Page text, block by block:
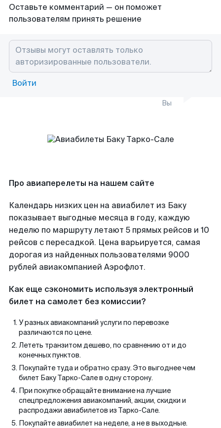
Оставьте комментарий — он поможет
пользователям принять решение
Войти
Вы
Про авиаперелеты на нашем сайте
Календарь низких цен на авиабилет из Баку
показывает выгодные месяца в году, каждую
неделю по маршруту летают 5 прямых рейсов и 10
рейсов с пересадкой. Цена варьируется, самая
дорогая из найденных пользователями 9000
рублей авиакомпанией Аэрофлот.
Как еще сэкономить используя электронный
билет на самолет без комиссии?
У разных авиакомпаний услуги по перевозке
различаются по цене.
Лететь транзитом дешево, по сравнению от и до
конечных пунктов.
Покупайте туда и обратно сразу. Это выгоднее чем
билет Баку Тарко-Сале в одну сторону.
При покупке обращайте внимание на лучшие
спецпредложения авиакомпаний, акции, скидки и
распродажи авиабилетов из Тарко-Сале.
Покупайте авиабилет на неделе, а не в выходные.